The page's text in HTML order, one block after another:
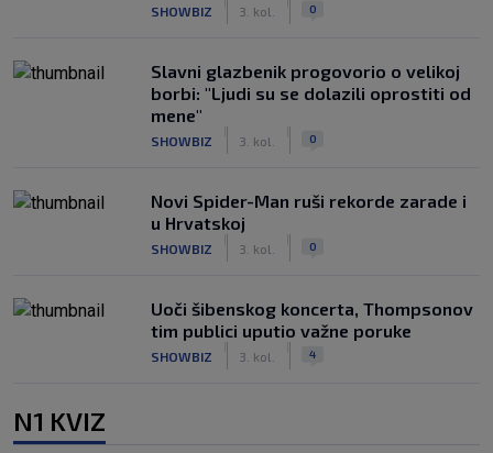
SHOWBIZ 3. kol. 0
Slavni glazbenik progovorio o velikoj
borbi: "Ljudi su se dolazili oprostiti od
mene"
SHOWBIZ 3. kol. 0
Novi Spider-Man ruši rekorde zarade i
u Hrvatskoj
SHOWBIZ 3. kol. 0
Uoči šibenskog koncerta, Thompsonov
tim publici uputio važne poruke
SHOWBIZ 3. kol. 4
N1 KVIZ